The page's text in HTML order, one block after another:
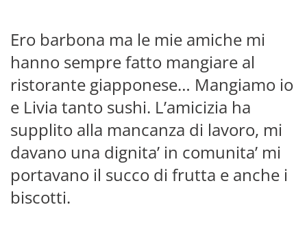
Ero barbona ma le mie amiche mi
hanno sempre fatto mangiare al
ristorante giapponese… Mangiamo io
e Livia tanto sushi. L’amicizia ha
supplito alla mancanza di lavoro, mi
davano una dignita’ in comunita’ mi
portavano il succo di frutta e anche i
biscotti.